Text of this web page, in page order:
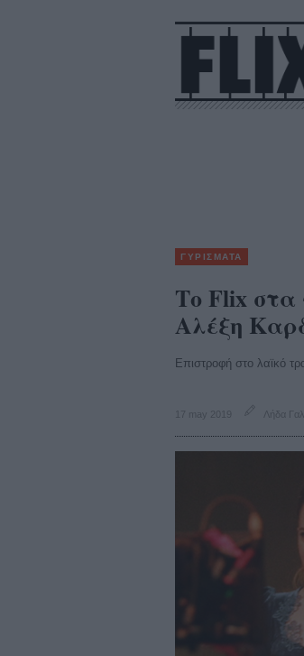
ΓΥΡΙΣΜΑΤΑ
Το Flix στα
Αλέξη
Επιστροφή στο λαϊκό
17 may 2019 Λήδα